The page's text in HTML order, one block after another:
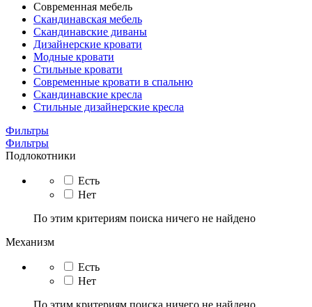
Современная мебель
Скандинавская мебель
Скандинавские диваны
Дизайнерские кровати
Модные кровати
Стильные кровати
Современные кровати в спальню
Скандинавские кресла
Стильные дизайнерские кресла
Фильтры
Фильтры
Подлокотники
Есть
Нет
По этим критериям поиска ничего не найдено
Механизм
Есть
Нет
По этим критериям поиска ничего не найдено